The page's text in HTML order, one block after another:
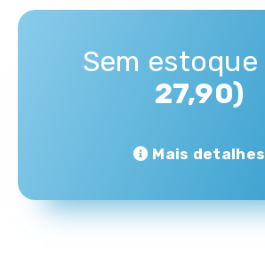
Sem estoque
27,90)
Mais detalhes